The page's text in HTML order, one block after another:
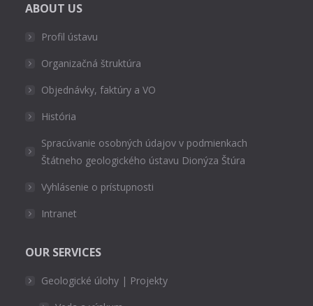
ABOUT US
Profil ústavu
Organizačná štruktúra
Objednávky, faktúry a VO
História
Spracúvanie osobných údajov v podmienkach
Štátneho geologického ústavu Dionýza Štúra
Vyhlásenie o prístupnosti
Intranet
OUR SERVICES
Geologické úlohy | Projekty